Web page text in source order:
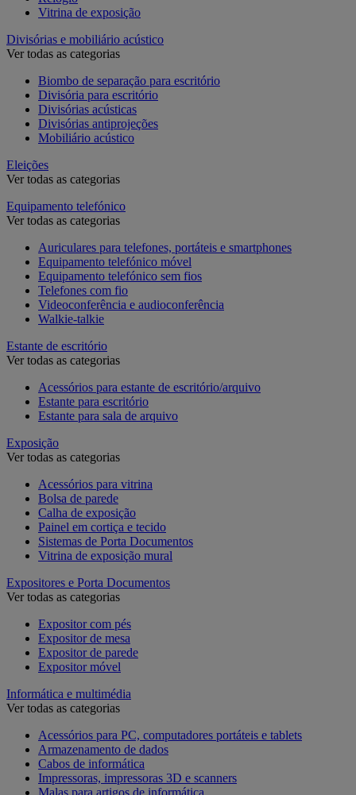
Vitrina de exposição
Divisórias e mobiliário acústico
Ver todas as categorias
Biombo de separação para escritório
Divisória para escritório
Divisórias acústicas
Divisórias antiprojeções
Mobiliário acústico
Eleições
Ver todas as categorias
Equipamento telefónico
Ver todas as categorias
Auriculares para telefones, portáteis e smartphones
Equipamento telefónico móvel
Equipamento telefónico sem fios
Telefones com fio
Videoconferência e audioconferência
Walkie-talkie
Estante de escritório
Ver todas as categorias
Acessórios para estante de escritório/arquivo
Estante para escritório
Estante para sala de arquivo
Exposição
Ver todas as categorias
Acessórios para vitrina
Bolsa de parede
Calha de exposição
Painel em cortiça e tecido
Sistemas de Porta Documentos
Vitrina de exposição mural
Expositores e Porta Documentos
Ver todas as categorias
Expositor com pés
Expositor de mesa
Expositor de parede
Expositor móvel
Informática e multimédia
Ver todas as categorias
Acessórios para PC, computadores portáteis e tablets
Armazenamento de dados
Cabos de informática
Impressoras, impressoras 3D e scanners
Malas para artigos de informática